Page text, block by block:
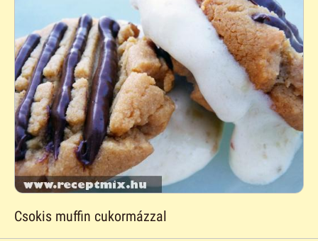
Csokis muffin cukormázzal